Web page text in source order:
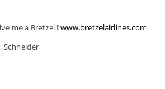
me a Bretzel !www.bretzelairlines.com
Schneider